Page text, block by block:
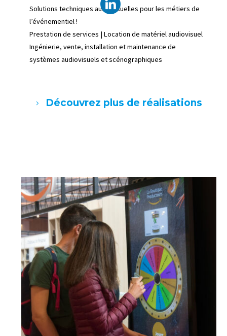
Solutions techniques audiovisuelles pour les métiers de
l’événementiel !
Prestation de services | Location de matériel audiovisuel
Ingénierie, vente, installation et maintenance de
systèmes audiovisuels et scénographiques
5 Découvrez plus de réalisations